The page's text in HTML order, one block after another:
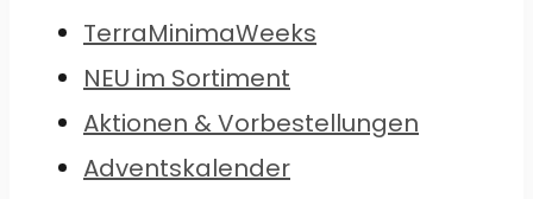
TerraMinimaWeeks
NEU im Sortiment
Aktionen & Vorbestellungen
Adventskalender